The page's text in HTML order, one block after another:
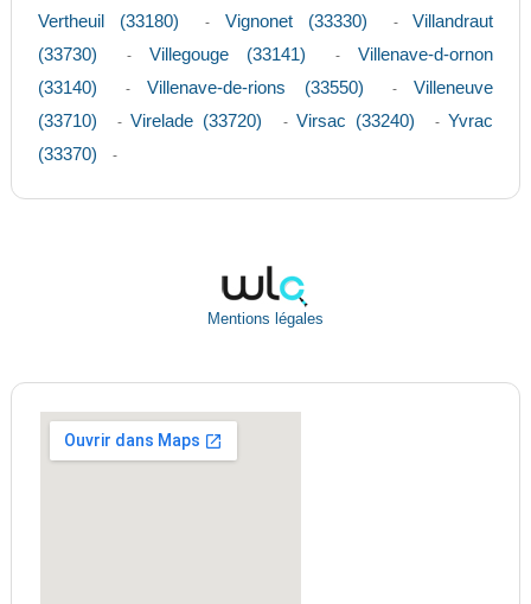
Vertheuil (33180) - Vignonet (33330) - Villandraut
(33730)
- Villegouge (33141) - Villenave-d-ornon
(33140)
- Villenave-de-rions (33550) - Villeneuve
(33710)
- Virelade (33720) - Virsac (33240) - Yvrac
(33370)
-
Mentions légales